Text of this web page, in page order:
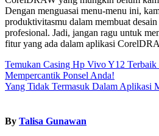
Dengan menguasai menu-menu ini,
produktivitasmu dalam membuat
profesional. Jadi, jangan ragu untuk
fitur yang ada dalam aplikasi
Post
navigation
Temukan Casing Hp Vivo Y12
Mempercantik Ponsel Anda!
Yang Tidak Termasuk Dalam
By Talisa Gunawan